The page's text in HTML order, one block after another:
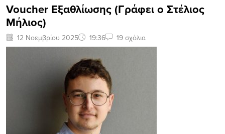
Voucher Εξαθλίωσης (Γράφει ο Στέλιος
Μήλιος)
12 Νοεμβρίου 2025 19:36 19 σχόλια